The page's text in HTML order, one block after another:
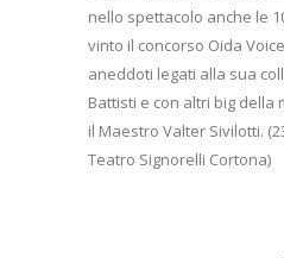
nello spettacolo anche le
vinto il concorso Oida
aneddoti legati alla sua
Battisti e con altri big della
il Maestro Valter Sivilotti.
Teatro Signorelli Cortona)